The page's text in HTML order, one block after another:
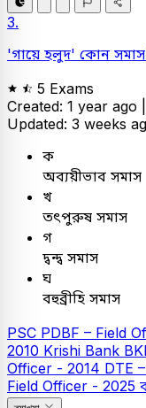
3.
'গায়ে হলুদ' কোন
5 Exams
Created: 1 year ago |
Updated: 3 weeks
ক
অব্যয়ীভাব সমাস
খ
তৎপুরুষ সমাস
গ
দ্বন্দ্ব সমাস
ঘ
বহুব্রীহি সমাস
PSC PDBF – Field
2010 Krishi Bank
Officer - 2014 DTE
Field Officer - 2025